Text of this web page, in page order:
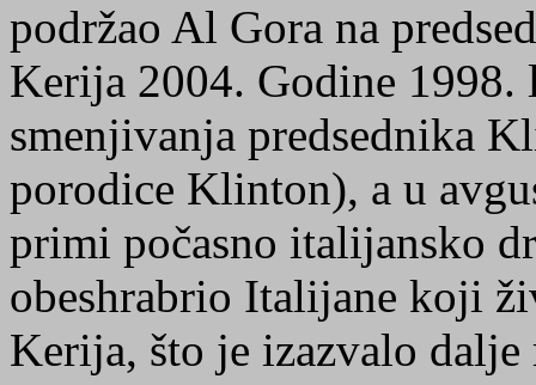
podržao Al Gora na
Kerija 2004. Godine
smenjivanja predsednika
porodice Klinton), a u
primi počasno italijansko
obeshrabrio Italijane koji
Kerija, što je izazvalo dalje